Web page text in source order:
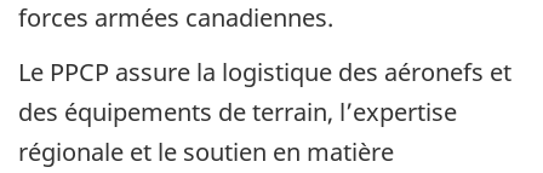
forces armées canadiennes.
Le PPCP assure la logistique des aéronefs et
des équipements de terrain, l’expertise
régionale et le soutien en matière